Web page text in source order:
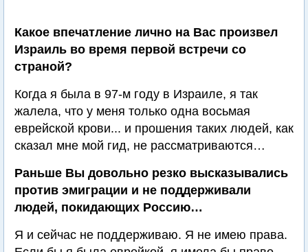
Какое впечатление лично на Вас произвел
Израиль во время первой встречи со
страной?
Когда я была в 97-м году в Израиле, я так
жалела, что у меня только одна восьмая
еврейской крови... и прошения таких людей, как
сказал мне мой гид, не рассматриваются…
Раньше Вы довольно резко высказывались
против эмиграции и не поддерживали
людей, покидающих Россию…
Я и сейчас не поддерживаю. Я не имею права.